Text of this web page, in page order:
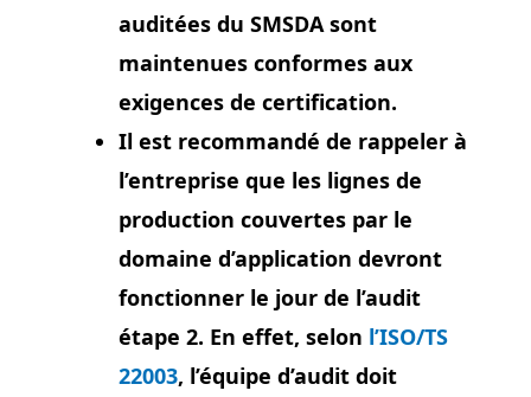
auditées du SMSDA sont
maintenues conformes aux
exigences de certification.
Il est recommandé de rappeler à
l’entreprise que les lignes de
production couvertes par le
domaine d’application devront
fonctionner le jour de l’audit
étape 2. En effet, selon l’ISO/TS
22003, l’équipe d’audit doit